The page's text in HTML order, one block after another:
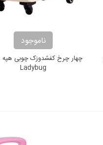
ناموجود
Ladybug